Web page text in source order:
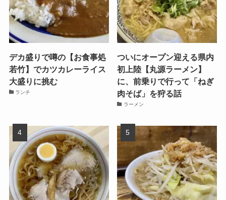
デカ盛りで噂の【お食事処
若竹】でカツカレーライス
大盛りに挑む
ランチ
ついにオープン迎える県内
初上陸【丸源ラーメン】
に、前乗りで行って「ねぎ
肉そば」を狩る話
ラーメン